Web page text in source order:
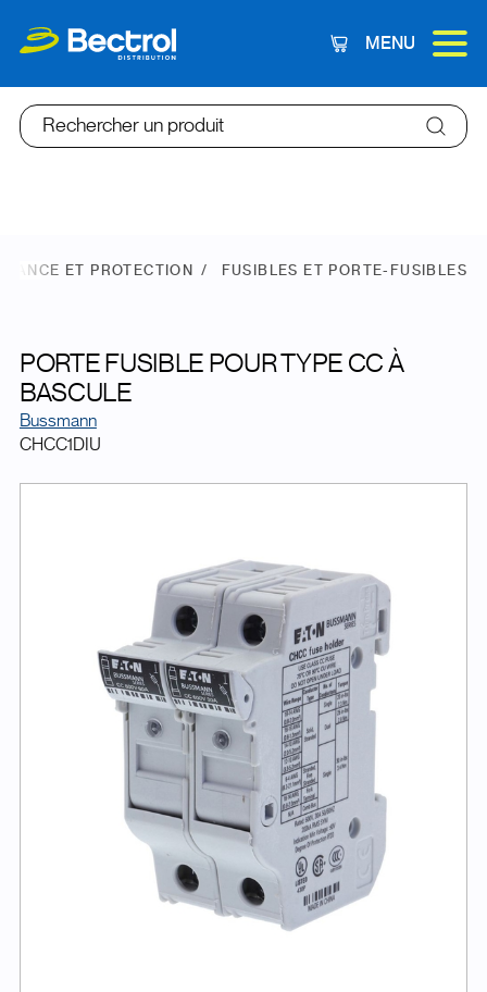
Panier
MENU
Rechercher un produit
ET PROTECTION FUSIBLES ET PORTE-FUSIBLES
PORTE FUSIBLE POUR TYPE CC À
BASCULE
Bussmann
CHCC1DIU